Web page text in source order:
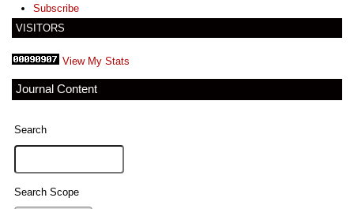
Subscribe
VISITORS
View My Stats
Journal Content
Search
Search Scope